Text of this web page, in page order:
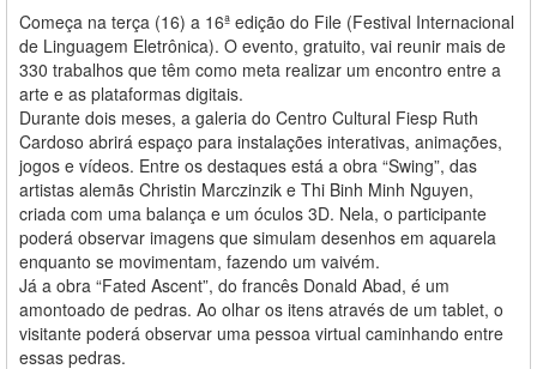
Começa na terça (16) a 16ª edição do File (Festival Internacional
de Linguagem Eletrônica). O evento, gratuito, vai reunir mais de
330 trabalhos que têm como meta realizar um encontro entre a
arte e as plataformas digitais.
Durante dois meses, a galeria do Centro Cultural Fiesp Ruth
Cardoso abrirá espaço para instalações interativas, animações,
jogos e vídeos. Entre os destaques está a obra “Swing”, das
artistas alemãs Christin Marczinzik e Thi Binh Minh Nguyen,
criada com uma balança e um óculos 3D. Nela, o participante
poderá observar imagens que simulam desenhos em aquarela
enquanto se movimentam, fazendo um vaivém.
Já a obra “Fated Ascent”, do francês Donald Abad, é um
amontoado de pedras. Ao olhar os itens através de um tablet, o
visitante poderá observar uma pessoa virtual caminhando entre
essas pedras.